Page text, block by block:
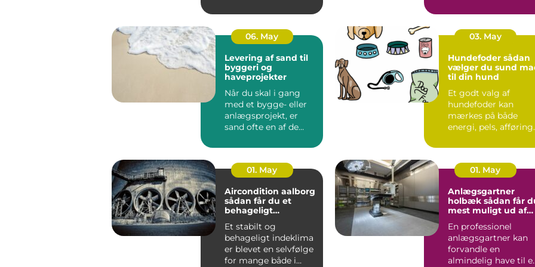
niche-stu...
06. May
Levering af sand til
byggeri og
haveprojekter
Når du skal i gang
med et bygge- eller
anlægsprojekt, er
sand ofte en af de
Uan...
03. May
Hundefoder sådan
vælger du sund
til din hund
Et godt valg af
hundefoder kan
mærkes på både
energi, pels, afføring
hundeejere ople...
01. May
Aircondition aalborg
sådan får du et
behageligt
Et stabilt og
behageligt indeklima
er blevet en selvfølge
for mange både i
01. May
Anlægsgartner
holbæk sådan får du
mest muligt ud af
En professionel
anlægsgartner kan
forvandle en
almindelig have til